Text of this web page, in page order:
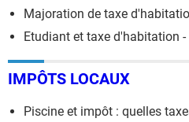
Majoration de taxe
Etudiant et taxe d'habitation
IMPÔTS LOCAUX
Piscine et impôt : quelles